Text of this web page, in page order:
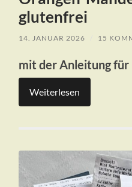
glutenfrei
14. JANUAR 2026 15
mit der Anleitung für
Weiterlesen